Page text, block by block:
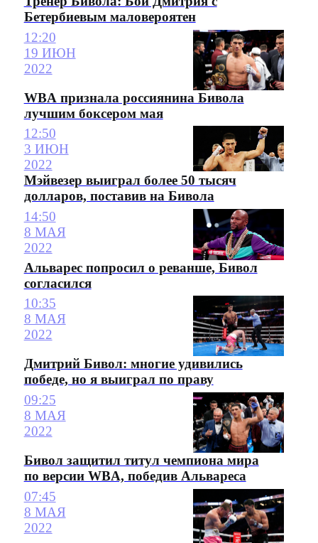
Бетербиевым маловероятен
12:20
19 ИЮН
2022
WBA признала россиянина Бивола
лучшим боксером мая
12:50
3 ИЮН
2022
Мэйвезер выиграл более 50 тысяч
долларов, поставив на Бивола
14:50
8 МАЯ
2022
Альварес попросил о реванше, Бивол
согласился
10:35
8 МАЯ
2022
Дмитрий Бивол: многие удивились
победе, но я выиграл по праву
09:25
8 МАЯ
2022
Бивол защитил титул чемпиона мира
по версии WBA, победив Альвареса
07:45
8 МАЯ
2022